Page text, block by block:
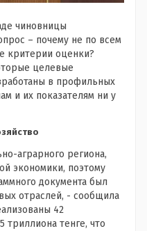
чиновницы
– почему не по всем
критерии оценки?
целевые
в профильных
и их показателям ни у
аграрного региона,
экономики, поэтому
документа был
отраслей, - сообщила
42
триллиона тенге, что